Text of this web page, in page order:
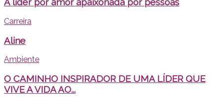
Carreira
Aline
Ambiente
O CAMINHO INSPIRADOR DE UMA LÍDER QUE
VIVE A VIDA AO...